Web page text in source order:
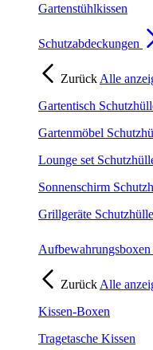
Gartenstühlkissen
Schutzabdeckungen
Zurück Alle
Gartentisch
Gartenmöbel
Lounge set
Sonnenschirm
Grillgeräte Schutzhülle
Aufbewahrungsboxen
Zurück Alle
Kissen-Boxen
Tragetasche Kissen